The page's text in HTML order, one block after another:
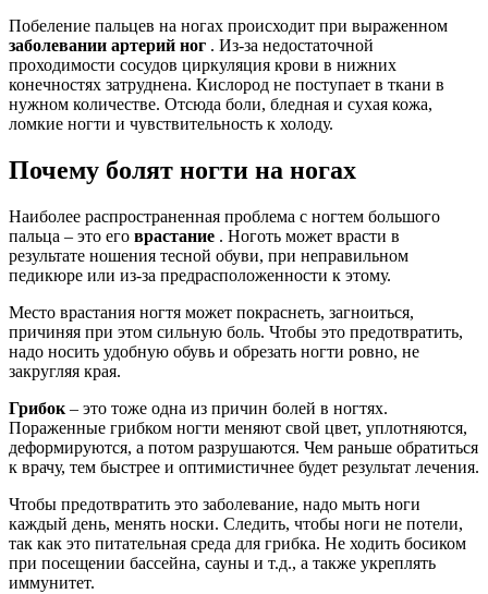
Побеление пальцев на ногах происходит при выраженном
заболевании артерий ног . Из-за недостаточной
проходимости сосудов циркуляция крови в нижних
конечностях затруднена. Кислород не поступает в ткани в
нужном количестве. Отсюда боли, бледная и сухая кожа,
ломкие ногти и чувствительность к холоду.
Почему болят ногти на ногах
Наиболее распространенная проблема с ногтем большого
пальца – это его врастание . Ноготь может врасти в
результате ношения тесной обуви, при неправильном
педикюре или из-за предрасположенности к этому.
Место врастания ногтя может покраснеть, загноиться,
причиняя при этом сильную боль. Чтобы это предотвратить,
надо носить удобную обувь и обрезать ногти ровно, не
закругляя края.
Грибок – это тоже одна из причин болей в ногтях.
Пораженные грибком ногти меняют свой цвет, уплотняются,
деформируются, а потом разрушаются. Чем раньше обратиться
к врачу, тем быстрее и оптимистичнее будет результат лечения.
Чтобы предотвратить это заболевание, надо мыть ноги
каждый день, менять носки. Следить, чтобы ноги не потели,
так как это питательная среда для грибка. Не ходить босиком
при посещении бассейна, сауны и т.д., а также укреплять
иммунитет.